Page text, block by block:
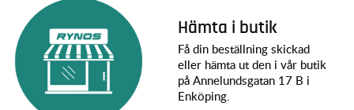
Hämta i butik
Få din beställning skickad
eller hämta ut den i vår butik
på Annelundsgatan 17 B i
Enköping.